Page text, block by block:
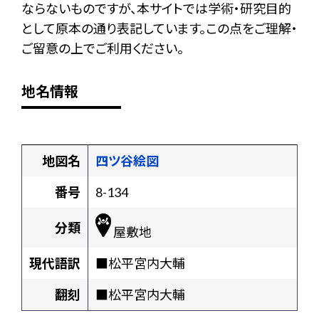
ならないものですが、本サイトでは学術・研究目的
として原本の通り表記しています。この点をご理解・
ご留意の上でご利用ください。
地名情報
地図名
四ツ谷絵図
番号
8-134
分類
屋敷地
現代語訳
■松平宮内大輔
翻刻
■松平宮内大輔